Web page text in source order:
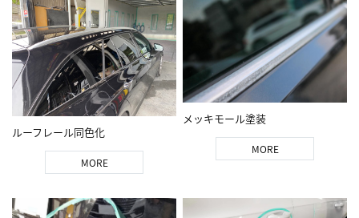
ルーフレール同色化
MORE
メッキモール塗装
MORE